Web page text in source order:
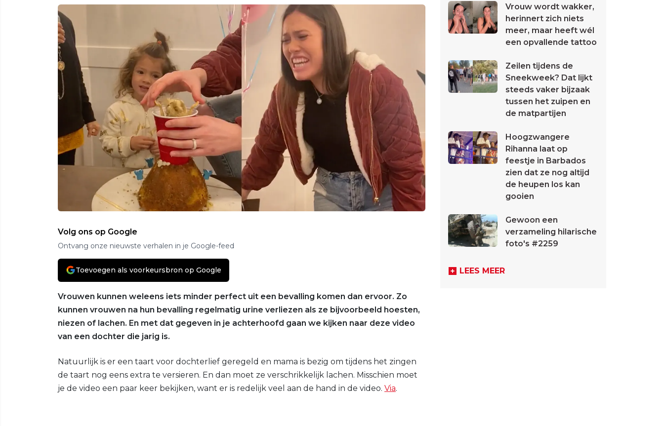
Volg ons op Google
Ontvang onze nieuwste verhalen in je Google-feed
Toevoegen als voorkeursbron op Google
Vrouwen kunnen weleens iets minder perfect uit een bevalling komen dan ervoor. Zo
kunnen vrouwen na hun bevalling regelmatig urine verliezen als ze bijvoorbeeld hoesten,
niezen of lachen. En met dat gegeven in je achterhoofd gaan we kijken naar deze video
van een dochter die jarig is.
Natuurlijk is er een taart voor dochterlief geregeld en mama is bezig om tijdens het zingen
de taart nog eens extra te versieren. En dan moet ze verschrikkelijk lachen. Misschien moet
je de video een paar keer bekijken, want er is redelijk veel aan de hand in de video. Via.
Vrouw wordt wakker,
herinnert zich niets
meer, maar heeft wél
een opvallende tattoo
Zeilen tijdens de
Sneekweek? Dat lijkt
steeds vaker bijzaak
tussen het zuipen en
de matpartijen
Hoogzwangere
Rihanna laat op
feestje in Barbados
zien dat ze nog altijd
de heupen los kan
gooien
Gewoon een
verzameling hilarische
foto's #2259
LEES MEER